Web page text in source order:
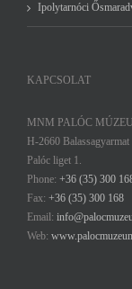
Ipolytarnóci
KAPCSOLAT
MNM PALÓC
H-2660 Balassagyarmat
Palóc liget 1.
Phone: +36 (35) 300
Fax: +36 (35) 300 168
Email:
Web: